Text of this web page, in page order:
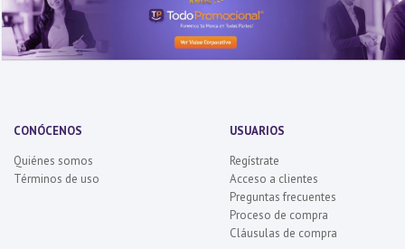
CONÓCENOS
Quiénes somos
Términos de uso
USUARIOS
Regístrate
Acceso a clientes
Preguntas frecuentes
Proceso de compra
Cláusulas de compra